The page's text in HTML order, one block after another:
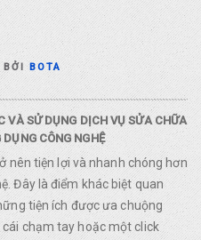
BỞIBOTA
VÀ SỬ DỤNG DỊCH VỤ SỬA CHỮA
CÔNG NGHỆ
nên tiện lợi và nhanh chóng hơn
Đây là điểm khác biệt quan
tiện ích được ưa chuộng
chạm tay hoặc một click